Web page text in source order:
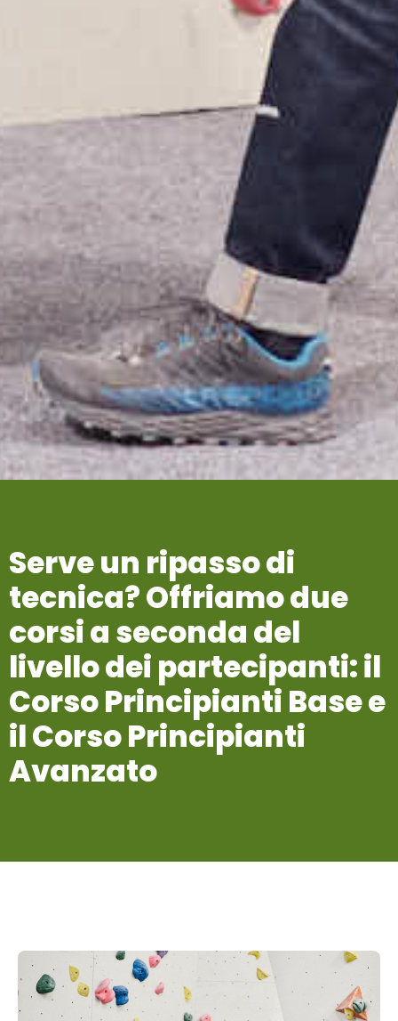
Serveun ripassodi
tecnica?Offriamodue
corsiasecondadel
livellodeipartecipanti:il
CorsoPrincipiantiBasee
ilCorsoPrincipianti
Avanzato